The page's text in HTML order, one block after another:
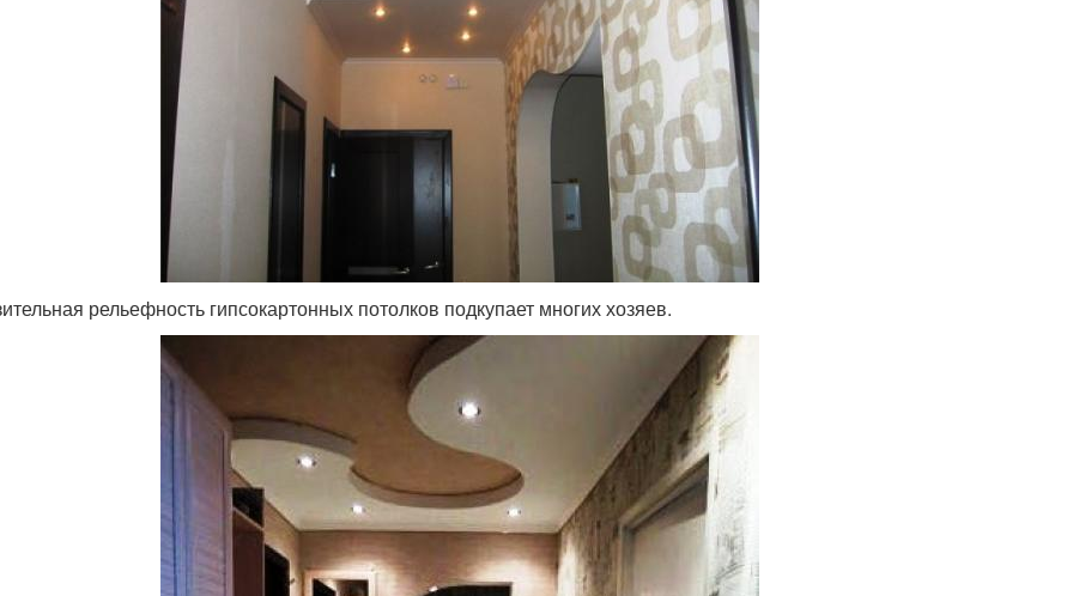
рельефность гипсокартонных потолков подкупает многих хозяев.